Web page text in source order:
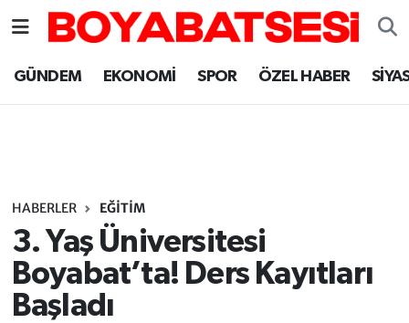
GÜNDEM EKONOMİ SPOR ÖZEL HABER
HABERLER EĞİTİM
3. Yaş Üniversitesi
Boyabat’ta! Ders Kayıtları
Başladı
Sinop Nöbetçi Eczaneler
Sinop Trafik Yoğunluk Haritası
Süper Lig Puan Durumu ve Fikstür
Tüm Manşetler